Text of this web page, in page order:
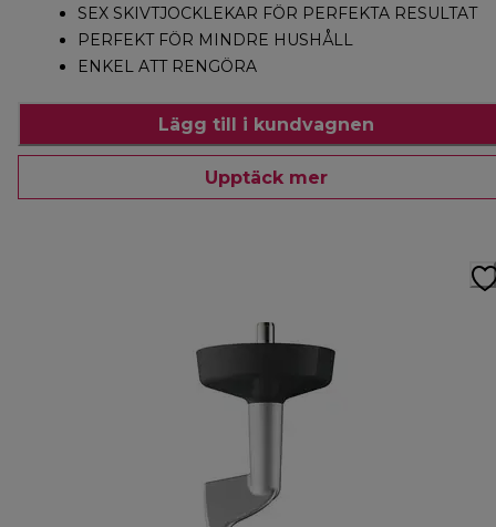
SEX SKIVTJOCKLEKAR FÖR PERFEKTA RESULTAT
PERFEKT FÖR MINDRE HUSHÅLL
ENKEL ATT RENGÖRA
Lägg till i kundvagnen
Upptäck mer